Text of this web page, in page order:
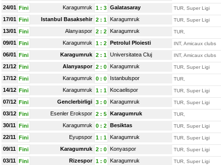
24/01 Fini Karagumruk 1 : 3 Galatasaray TUR, Super Ligi
17/01 Fini Istanbul Basaksehir 2 : 1 Karagumruk TUR, Super Ligi
13/01 Fini Alanyaspor 2 : 2 Karagumruk TUR,
09/01 Fini Karagumruk 1 : 2 Petrolul Ploiesti INT, Amicaux clubs
06/01 Fini Karagumruk 2 : 1 Universitatea Cluj INT, Amicaux clubs
21/12 Fini Alanyaspor 2 : 0 Karagumruk TUR, Super Ligi
17/12 Fini Karagumruk 0 : 0 Istanbulspor TUR,
14/12 Fini Karagumruk 1 : 1 Kocaelispor TUR, Super Ligi
07/12 Fini Genclerbirligi 3 : 0 Karagumruk TUR, Super Ligi
03/12 Fini Esenler Erokspor 2 : 5 Karagumruk TUR,
30/11 Fini Karagumruk 0 : 2 Besiktas TUR, Super Ligi
22/11 Fini Eyupspor 1 : 1 Karagumruk TUR, Super Ligi
09/11 Fini Karagumruk 2 : 0 Konyaspor TUR, Super Ligi
03/11 Fini Rizespor 1 : 0 Karagumruk TUR, Super Ligi